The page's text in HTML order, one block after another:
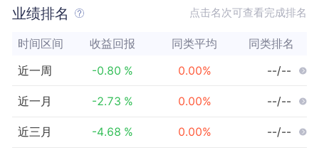
业绩排名 点击名次可查看完成排名
时间区间 收益回报 同类平均 同类排名
近一周 -0.80 % 0.00% --/--
近一月 -2.73 % 0.00% --/--
近三月 -4.68 % 0.00% --/--